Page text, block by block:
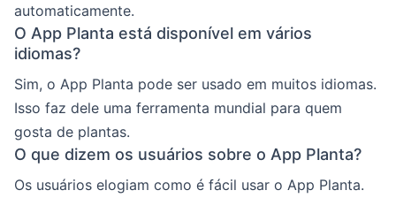
automaticamente.
O App Planta está disponível em vários
idiomas?
Sim, o App Planta pode ser usado em muitos idiomas.
Isso faz dele uma ferramenta mundial para quem
gosta de plantas.
O que dizem os usuários sobre o App Planta?
Os usuários elogiam como é fácil usar o App Planta.